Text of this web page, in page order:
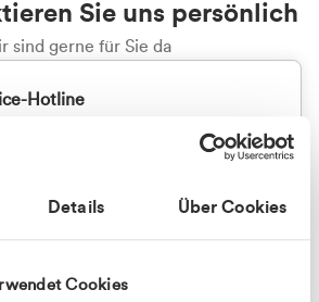
Details Über Cookies
Cookies
Sie uns persönlich
sind gerne für Sie da
Hotline